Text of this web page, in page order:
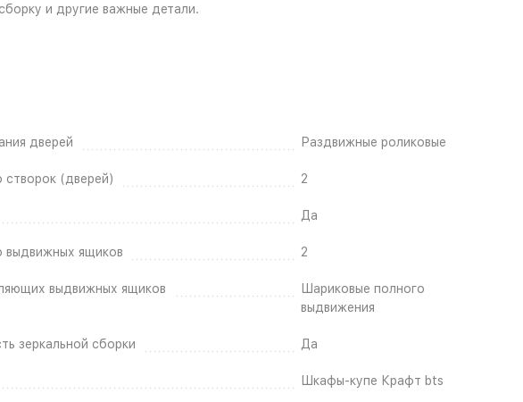
и другие важные детали.
дверей Раздвижные роликовые
створок (дверей) 2
Да
выдвижных ящиков 2
выдвижных ящиков
Шариковые полного
выдвижения
зеркальной сборки Да
Шкафы-купе Крафт bts